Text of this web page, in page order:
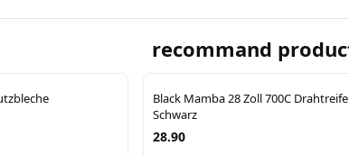
recommand
Black Mamba 28 Zoll 700C
Schwarz
28.90